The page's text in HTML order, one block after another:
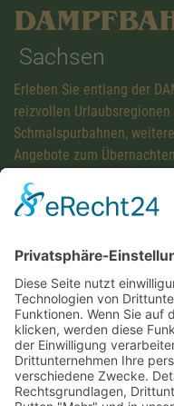
Sachsen
Erleben Sie entlang der
reizvollen
Schmalspurbahnen,
Angebote zum